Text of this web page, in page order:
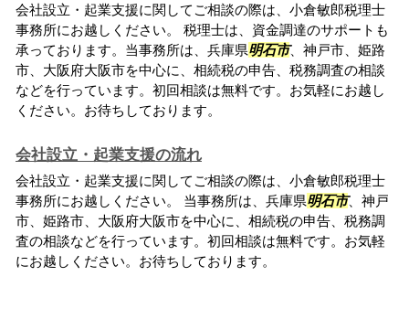
会社設立・起業支援に関してご相談の際は、小倉敏郎税理士
事務所にお越しください。 税理士は、資金調達のサポートも
承っております。当事務所は、兵庫県明石市、神戸市、姫路
市、大阪府大阪市を中心に、相続税の申告、税務調査の相談
などを行っています。初回相談は無料です。お気軽にお越し
ください。お待ちしております。
会社設立・起業支援の流れ
会社設立・起業支援に関してご相談の際は、小倉敏郎税理士
事務所にお越しください。 当事務所は、兵庫県明石市、神戸
市、姫路市、大阪府大阪市を中心に、相続税の申告、税務調
査の相談などを行っています。初回相談は無料です。お気軽
にお越しください。お待ちしております。